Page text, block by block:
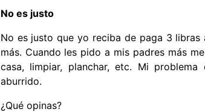
No es justo
No es justo que yo reciba de paga 3
más. Cuando les pido a mis padres más
casa, limpiar, planchar, etc. Mi
aburrido.
¿Qué opinas?